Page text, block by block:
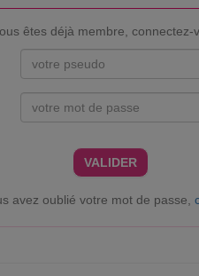
êtes déjà membre, connectez-
VALIDER
avez oublié votre mot de passe,